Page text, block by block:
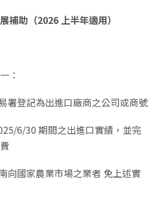
補助（2026 上半年適用）
：
署登記為出進口廠商之公司或商號
6/30 期間之出進口實績，並完
向國家農業市場之業者 免上述實